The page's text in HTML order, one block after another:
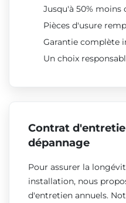
Jusqu'à 50% moins
Pièces d'usure
Garantie complète
Un choix
Contrat
dépannage
Pour assurer la
installation, nous
d'entretien annuels.